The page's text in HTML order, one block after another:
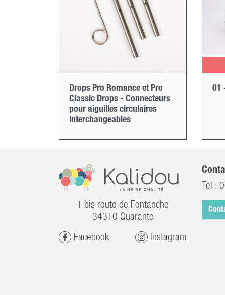
Drops Pro Romance et Pro
Classic Drops - Connecteurs
pour aiguilles circulaires
interchangeables
01
1 bis route de Fontanche
34310 Quarante
Facebook Instagram
Tel :